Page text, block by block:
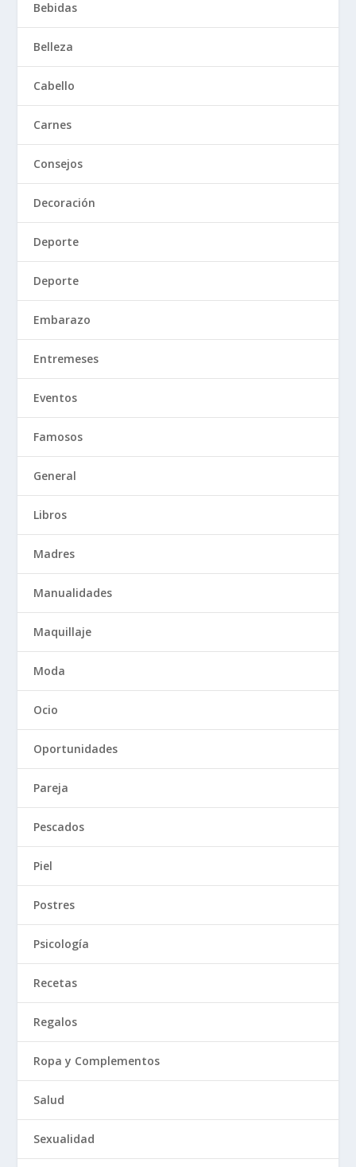
Bebidas
Belleza
Cabello
Carnes
Consejos
Decoración
Deporte
Deporte
Embarazo
Entremeses
Eventos
Famosos
General
Libros
Madres
Manualidades
Maquillaje
Moda
Ocio
Oportunidades
Pareja
Pescados
Piel
Postres
Psicología
Recetas
Regalos
Ropa y Complementos
Salud
Sexualidad